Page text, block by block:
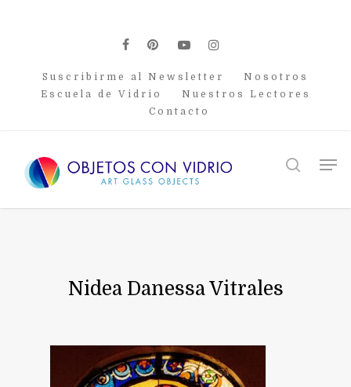
facebook
pinterest
youtubeinstagram
Suscribirme al Newsletter
Nosotros
Escuela de Vidrio
Nuestros Lectores
Contacto
search
Nidea Danessa Vitrales